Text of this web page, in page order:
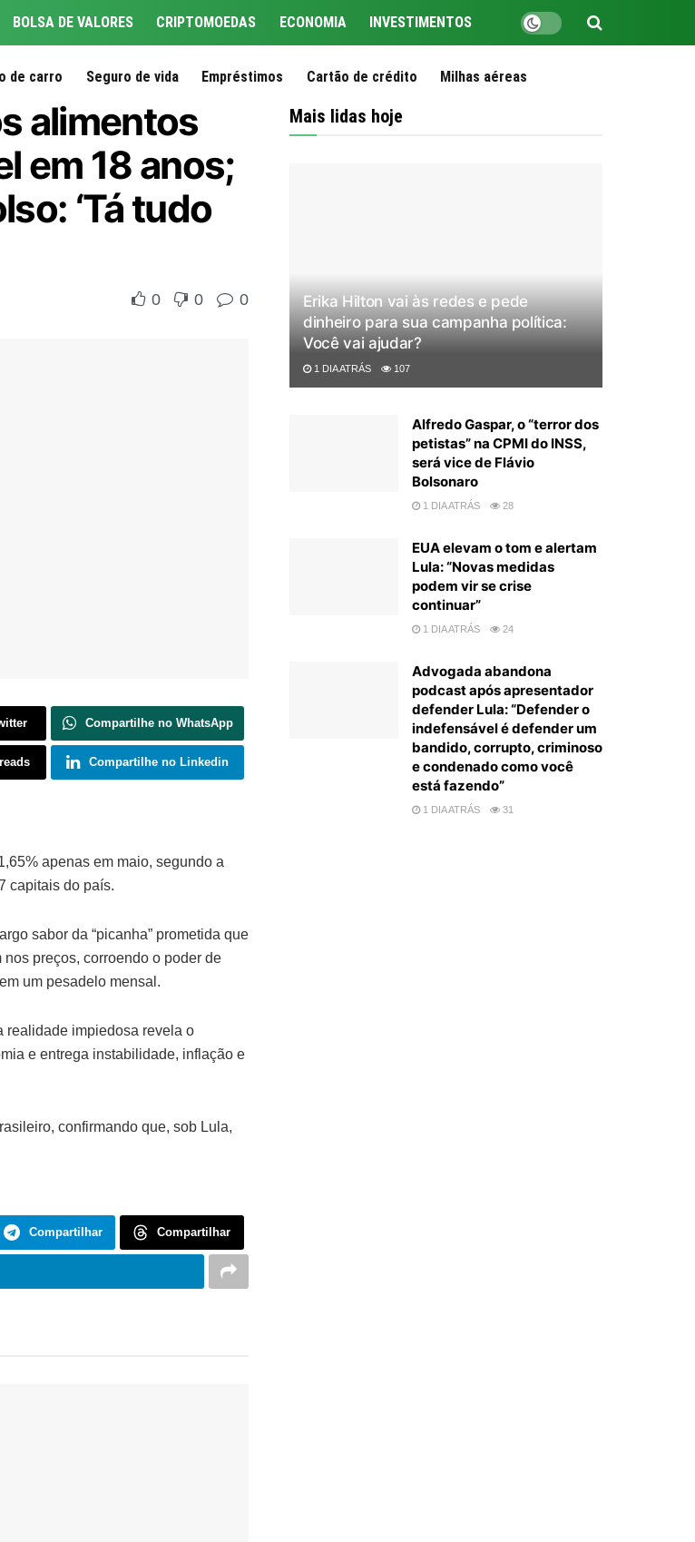
BOLSA DE VALORES CRIPTOMOEDAS ECONOMIA INVESTIMENTOS
de carro Seguro de vida Empréstimos Cartão de crédito Milhas aéreas
alimentos
em 18 anos;
‘Tá tudo
0 0 0
Compartilhe no WhatsApp
Compartilhe no Linkedin
apenas em maio, segundo a
capitais do país.
sabor da “picanha” prometida que
preços, corroendo o poder de
um pesadelo mensal.
realidade impiedosa revela o
e entrega instabilidade, inflação e
confirmando que, sob Lula,
Compartilhar Compartilhar
Mais lidas hoje
Erika Hilton vai às redes e pede
dinheiro para sua campanha política:
Você vai ajudar?
1 DIA ATRÁS 107
Alfredo Gaspar, o “terror dos
petistas” na CPMI do INSS,
será vice de Flávio
Bolsonaro
1 DIA ATRÁS 28
EUA elevam o tom e alertam
Lula: “Novas medidas
podem vir se crise
continuar”
1 DIA ATRÁS 24
Advogada abandona
podcast após apresentador
defender Lula: “Defender o
indefensável é defender um
bandido, corrupto, criminoso
e condenado como você
está fazendo”
1 DIA ATRÁS 31